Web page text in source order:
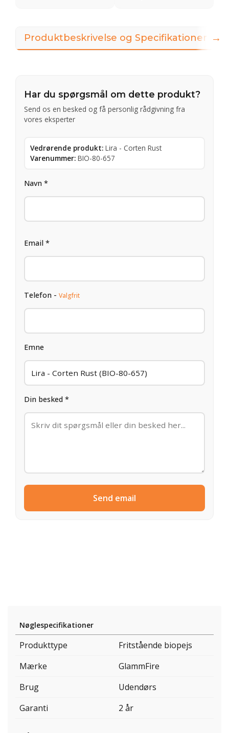
Produktbeskrivelse og Specifikationer
Har du spørgsmål om dette produkt?
Send os en besked og få personlig rådgivning fra
vores eksperter
Vedrørende produkt: Lira - Corten Rust
Varenummer: BIO-80-657
Navn *
Email *
Telefon - Valgfrit
Emne
Din besked *
Send email
Nøglespecifikationer
Produkttype
Fritstående biopejs
Mærke
GlammFire
Brug
Udendørs
Garanti
2 år
→